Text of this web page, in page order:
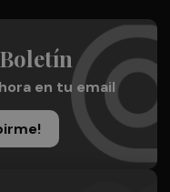
en tu email